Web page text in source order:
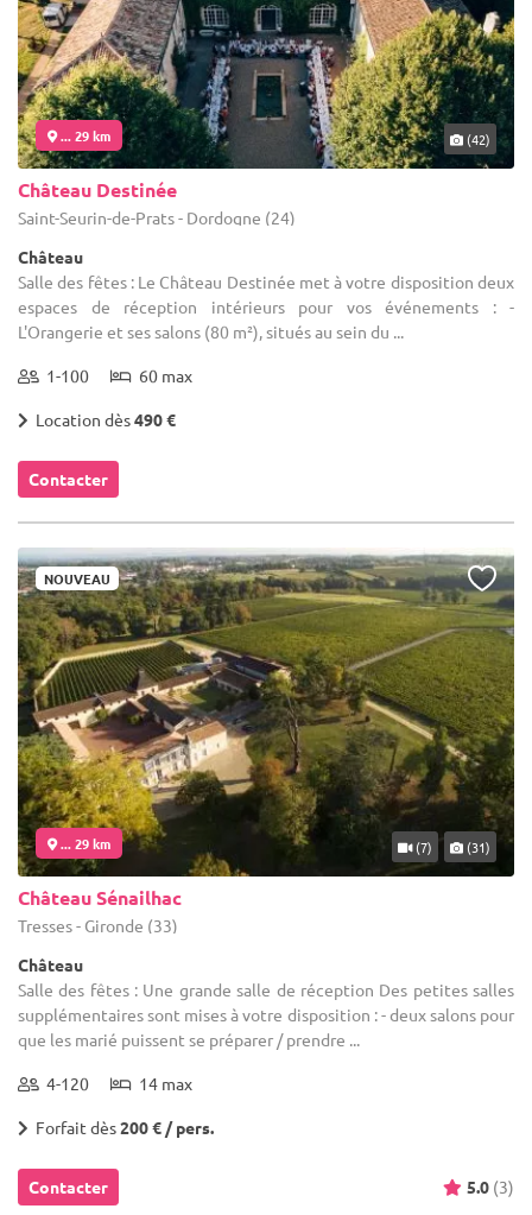
... 29 km (42)
Château Destinée
Saint-Seurin-de-Prats - Dordogne (24)
Château
Salle des fêtes : Le Château Destinée met à votre disposition deux
espaces de réception intérieurs pour vos événements : -
L'Orangerie et ses salons (80 m²), situés au sein du ...
1-100 60 max
Location dès490 €
Contacter
NOUVEAU
... 29 km (7) (31)
Château Sénailhac
Tresses - Gironde (33)
Château
Salle des fêtes : Une grande salle de réception Des petites salles
supplémentaires sont mises à votre disposition : - deux salons pour
que les marié puissent se préparer / prendre ...
4-120 14 max
Forfait dès200 € / pers.
Contacter 5.0 (3)